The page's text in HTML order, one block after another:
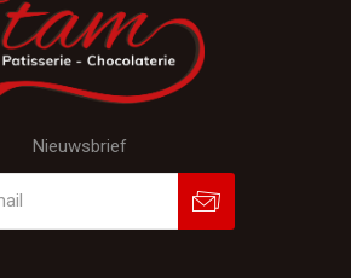
Nieuwsbrief